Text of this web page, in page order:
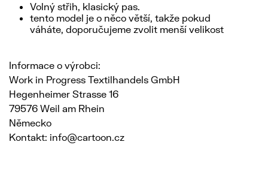
Volný střih, klasický pas.
tento model je o něco větší, takže pokud
váháte, doporučujeme zvolit menší velikost
Informace o výrobci:
Work in Progress Textilhandels GmbH
Hegenheimer Strasse 16
79576 Weil am Rhein
Německo
Kontakt: info@cartoon.cz